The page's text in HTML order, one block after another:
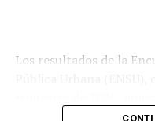
Los resultados de la
percepción de